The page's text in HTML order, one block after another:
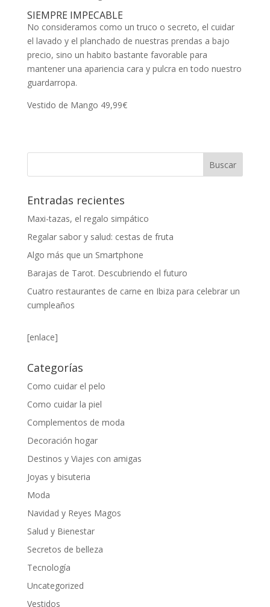
SIEMPRE IMPECABLE
No consideramos como un truco o secreto, el cuidar
el lavado y el planchado de nuestras prendas a bajo
precio, sino un habito bastante favorable para
mantener una apariencia cara y pulcra en todo nuestro
guardarropa.
Vestido de Mango 49,99€
Entradas recientes
Maxi-tazas, el regalo simpático
Regalar sabor y salud: cestas de fruta
Algo más que un Smartphone
Barajas de Tarot. Descubriendo el futuro
Cuatro restaurantes de carne en Ibiza para celebrar un
cumpleaños
[enlace]
Categorías
Como cuidar el pelo
Como cuidar la piel
Complementos de moda
Decoración hogar
Destinos y Viajes con amigas
Joyas y bisuteria
Moda
Navidad y Reyes Magos
Salud y Bienestar
Secretos de belleza
Tecnología
Uncategorized
Vestidos